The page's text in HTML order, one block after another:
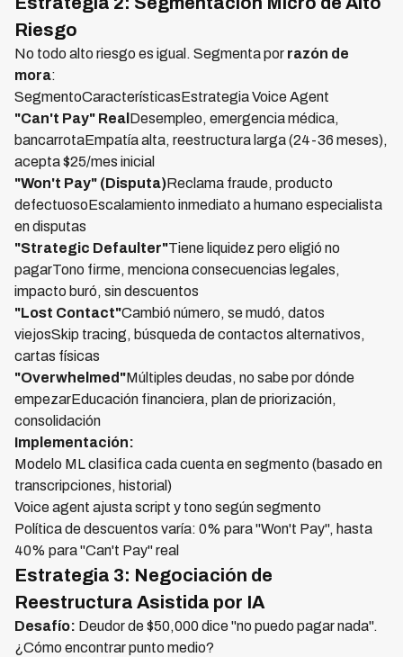
Riesgo
No todo alto riesgo es igual. Segmenta por razón de
mora:
SegmentoCaracterísticasEstrategia Voice Agent
"Can't Pay" Real Desempleo, emergencia médica,
bancarrotaEmpatía alta, reestructura larga (24-36 meses),
acepta $25/mes inicial
"Won't Pay" (Disputa)Reclama fraude, producto
defectuosoEscalamiento inmediato a humano especialista
en disputas
"Strategic Defaulter"Tiene liquidez pero eligió no
pagarTono firme, menciona consecuencias legales,
impacto buró, sin descuentos
"Lost Contact"Cambió número, se mudó, datos
viejosSkip tracing, búsqueda de contactos alternativos,
cartas físicas
"Overwhelmed"Múltiples deudas, no sabe por dónde
empezarEducación financiera, plan de priorización,
consolidación
Implementación:
Modelo ML clasifica cada cuenta en segmento (basado en
transcripciones, historial)
Voice agent ajusta script y tono según segmento
Política de descuentos varía: 0% para "Won't Pay", hasta
40% para "Can't Pay" real
Estrategia 3: Negociación de
Reestructura Asistida por IA
Desafío: Deudor de $50,000 dice "no puedo pagar nada".
¿Cómo encontrar punto medio?